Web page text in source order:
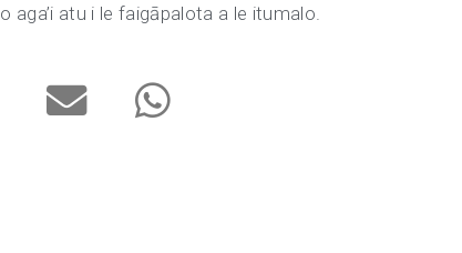
atu i le faigāpalota a le itumalo.